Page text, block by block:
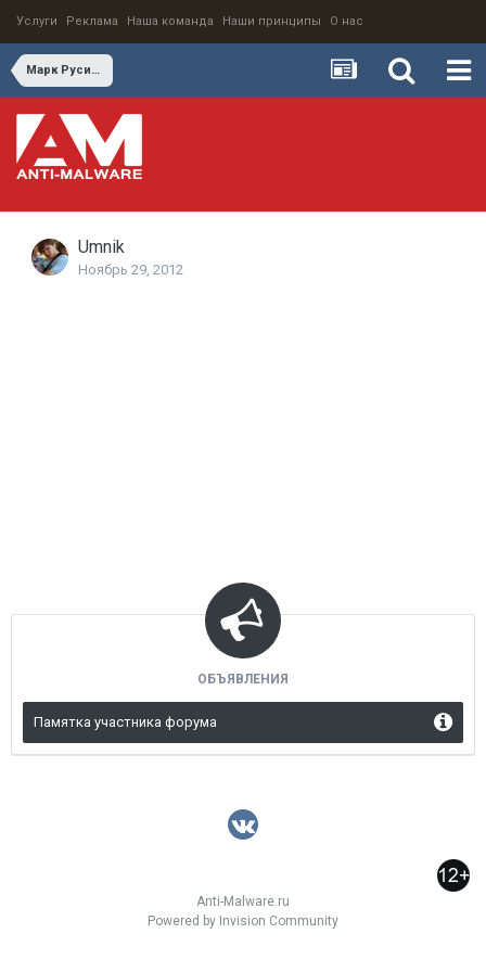
Услуги Реклама Наша команда Наши принципы О нас
Марк Русинович на TechEd Russia в Москве о Sysinternals и Azure
Umnik
Ноябрь 29, 2012
ОБЪЯВЛЕНИЯ
Памятка участника форума
Anti-Malware.ru
Powered by Invision Community